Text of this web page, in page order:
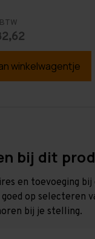
winkelwagentje
bij dit
en toevoeging
op selecteren
bij je stelling.